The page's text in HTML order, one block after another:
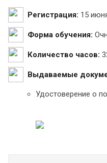
Регистрация: 15
Форма обучения:
Количество часов:
Выдаваемые
Удостоверение о